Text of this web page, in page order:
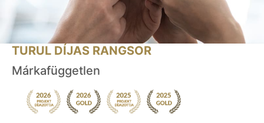
TURUL DÍJAS RANGSOR
Márkafüggetlen